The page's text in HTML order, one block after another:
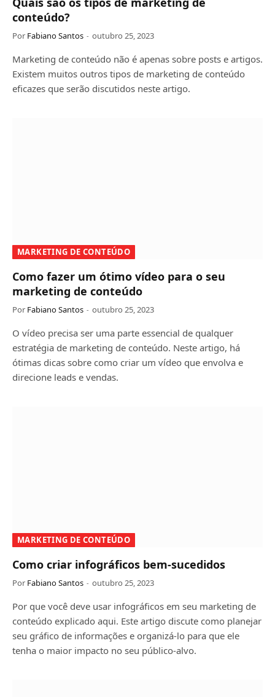
conteúdo?
Por Fabiano Santos outubro 25, 2023
Marketing de conteúdo não é apenas sobre posts e artigos.
Existem muitos outros tipos de marketing de conteúdo
eficazes que serão discutidos neste artigo.
MARKETING DE CONTEÚDO
Como fazer um ótimo vídeo para o seu
marketing de conteúdo
Por Fabiano Santos outubro 25, 2023
O vídeo precisa ser uma parte essencial de qualquer
estratégia de marketing de conteúdo. Neste artigo, há
ótimas dicas sobre como criar um vídeo que envolva e
direcione leads e vendas.
MARKETING DE CONTEÚDO
Como criar infográficos bem-sucedidos
Por Fabiano Santos outubro 25, 2023
Por que você deve usar infográficos em seu marketing de
conteúdo explicado aqui. Este artigo discute como planejar
seu gráfico de informações e organizá-lo para que ele
tenha o maior impacto no seu público-alvo.